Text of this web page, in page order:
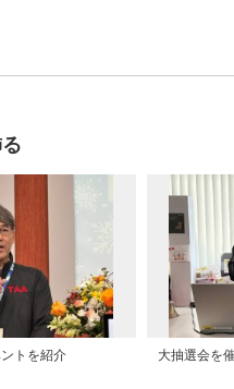
トを紹介 大抽選会を